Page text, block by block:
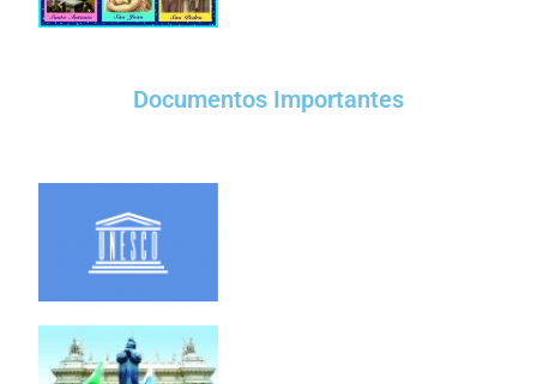
Documentos Importantes